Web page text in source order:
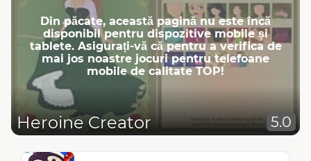
Din păcate, această pagină nu este încă
disponibil pentru dispozitive mobile și
tablete. Asigurați-vă că pentru a verifica de
mai jos noastre jocuri pentru telefoane
mobile de calitate TOP!
Heroine Creator 5.0